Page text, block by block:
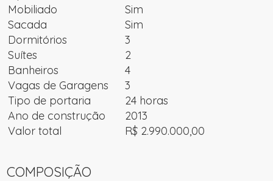
Mobiliado
Sim
Sacada
Sim
Dormitórios
3
Suítes
2
Banheiros
4
Vagas de Garagens
3
Tipo de portaria
24 horas
Ano de construção
2013
Valor total
R$ 2.990.000,00
COMPOSIÇÃO